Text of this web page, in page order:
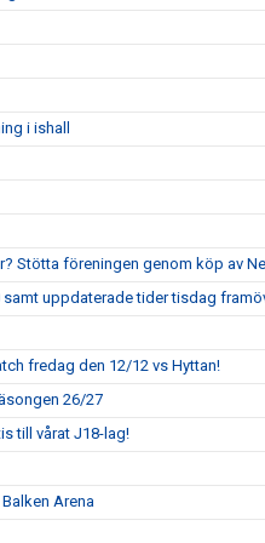
i ishall
Stötta föreningen genom köp av
uppdaterade tider tisdag
fredag den 12/12 vs Hyttan!
26/27
till vårat J18-lag!
Arena